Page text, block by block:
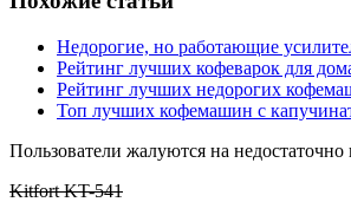
Недорогие, но работающие
Рейтинг лучших кофеварок для
Рейтинг лучших недорогих
Топ лучших кофемашин с
Пользователи жалуются на
Kitfort KT-541